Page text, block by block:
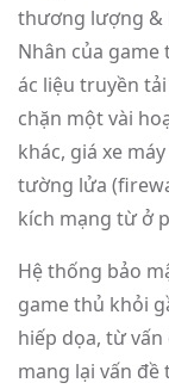
thương lượng &
Nhân của game
ác liệu truyền
chặn một vài
khác, giá xe
tường lửa
kích mạng từ ở
Hệ thống bảo
game thủ khỏi
hiếp dọa, từ
mang lại vấn đề